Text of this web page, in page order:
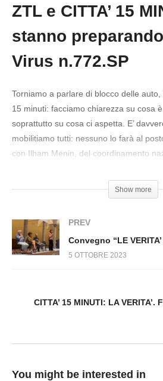
Copy Embed
ZTL e CITTA’ 15 MINUTI: cosa
ZTL e CITTA’ 15
stanno
Virus n.772.SP
Torniamo a parlare di blocco delle
15 minuti: facciamo chiarezza su cosa
soprattutto su cosa ci aspetta. E’
mobilitiamo tutti: nessuno lo farà al
con Ilham Menin, del coordinamento
di riferimento della lotta contro questa
Show more
PREV
5 OTTOBRE 2023
CITTA’ 15 MINUTI: LA
You might be interested in